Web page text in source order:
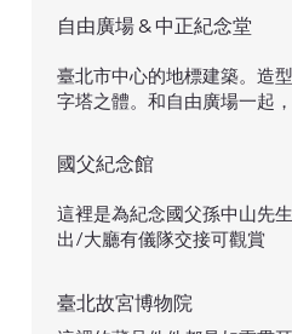
臺北市中心的地標建築。造
字塔之體。和自由廣場一起
自由廣場 & 中正紀念堂
這裡是為紀念國父孫中山先
出/大廳有儀隊交接可觀賞
國父紀念館
臺北故宮博物院